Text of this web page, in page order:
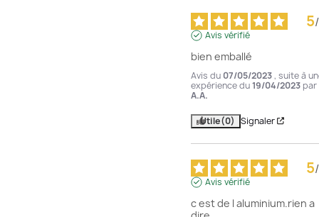
5/
Avis vérifié
bien emballé
Avis du 07/05/2023, suite à
expérience du19/04/2023 par
A.A.
Utile(0) Signaler
5/
Avis vérifié
c est de l aluminium.rien a